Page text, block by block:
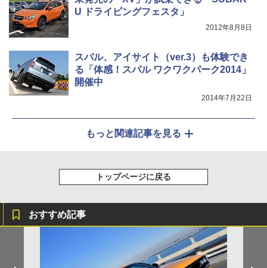
U ドライビングフェスタ」
2012年8月8日
スバル、アイサイト（ver.3）も体験でき
る「体感！スバル ワクワクパーク2014」
開催中
2014年7月22日
もっと関連記事を見る
トップページに戻る
おすすめ記事